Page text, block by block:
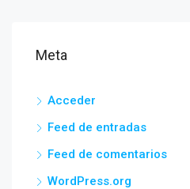
Meta
Acceder
Feed de entradas
Feed de comentarios
WordPress.org